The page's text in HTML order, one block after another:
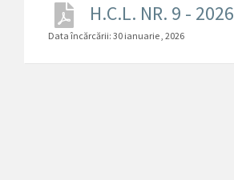
H.C.L. NR. 9 - 2026
Data încărcării: 30 ianuarie , 2026